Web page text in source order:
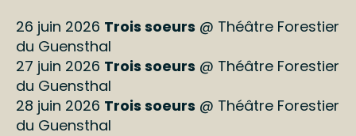
26 juin 2026 Trois soeurs @ Théâtre Forestier
du Guensthal
27 juin 2026 Trois soeurs @ Théâtre Forestier
du Guensthal
28 juin 2026 Trois soeurs @ Théâtre Forestier
du Guensthal